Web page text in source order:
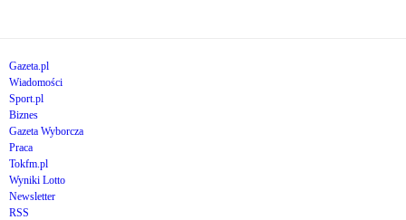
Gazeta.pl
Wiadomości
Sport.pl
Biznes
Gazeta Wyborcza
Praca
Tokfm.pl
Wyniki Lotto
Newsletter
RSS